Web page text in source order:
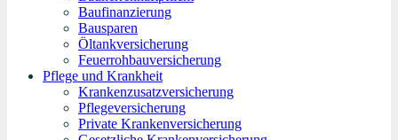
Baufinanzierung
Bausparen
Öltankversicherung
Feuerrohbauversicherung
Pflege und Krankheit
Krankenzusatzversicherung
Pflegeversicherung
Private Krankenversicherung